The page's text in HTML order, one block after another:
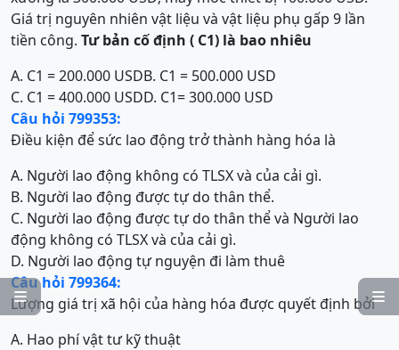


Giá trị nguyên nhiên vật liệu và vật liệu phụ gấp 9 lần
tiền công. Tư bản cố định ( C1) là bao nhiêu
A. C1 = 200.000 USDB. C1 = 500.000 USD
C. C1 = 400.000 USDD. C1= 300.000 USD
Câu hỏi 799353:
Điều kiện để sức lao động trở thành hàng hóa là
A. Người lao động không có TLSX và của cải gì.
B. Người lao động được tự do thân thể.
C. Người lao động được tự do thân thể và Người lao
động không có TLSX và của cải gì.
D. Người lao động tự nguyện đi làm thuê
Câu hỏi 799364:
Lượng giá trị xã hội của hàng hóa được quyết định bởi
A. Hao phí vật tư kỹ thuật